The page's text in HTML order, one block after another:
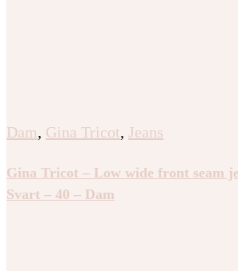
Dam, Gina Tricot, Jeans
Gina Tricot – Low wide front seam
Svart – 40 – Dam